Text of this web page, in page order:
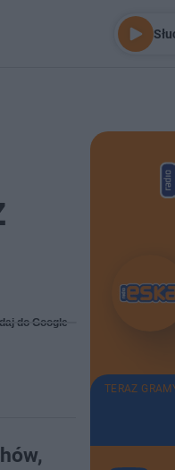
do Google
TERAZ